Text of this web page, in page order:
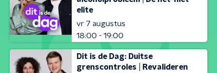
elite
vr 7 augustus
18:00 - 19:00
Dit is de Dag: Duitse
grenscontroles | Revalideren